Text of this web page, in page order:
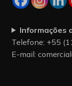
Informações
Telefone: +55
E-mail: